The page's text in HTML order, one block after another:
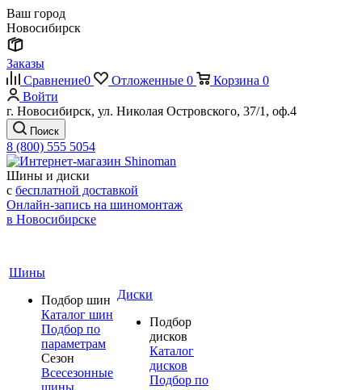
Ваш город
Новосибирск
Заказы
Сравнение0 Отложенные 0 Корзина 0
Войти
г. Новосибирск, ул. Николая Островского, 37/1, оф.4
Поиск
8 (800) 555 5054
Шины и диски
с бесплатной доставкой
Онлайн-запись на шиномонтаж
в Новосибирске
Шины
Подбор шин
Каталог шин
Подбор по
параметрам
Сезон
Всесезонные
шины
Диски
Подбор
дисков
Каталог
дисков
Подбор по